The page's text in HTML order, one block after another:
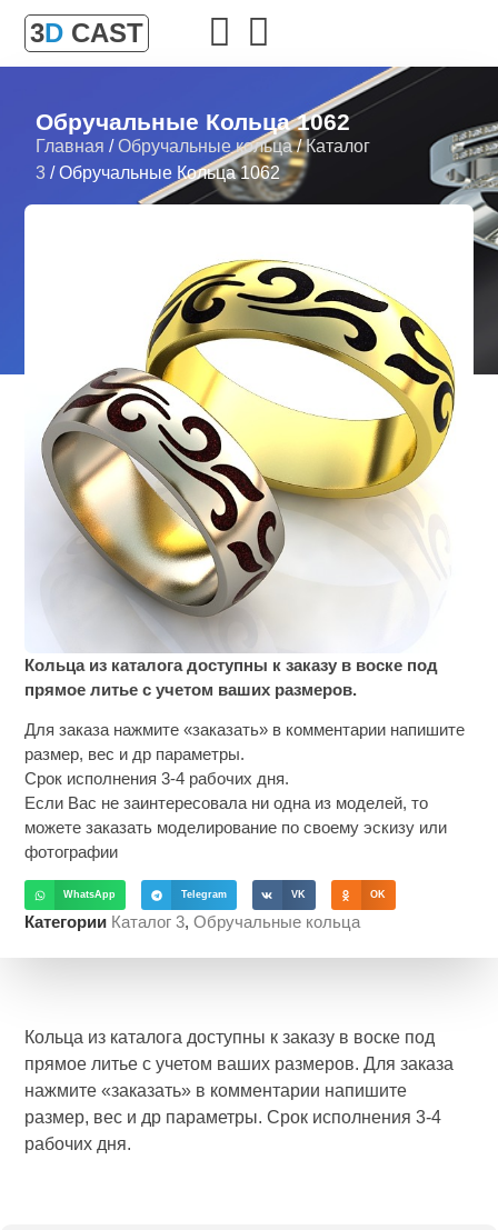
3D CAST
Обручальные Кольца 1062
Главная /Обручальные кольца/Каталог
3 / Обручальные Кольца 1062
Кольца из каталога доступны к заказу в воске под
прямое литье с учетом ваших размеров.
Для заказа нажмите «заказать» в комментарии напишите
размер, вес и др параметры.
Срок исполнения 3-4 рабочих дня.
Если Вас не заинтересовала ни одна из моделей, то
можете заказать моделирование по своему эскизу или
фотографии
WhatsApp Telegram VK OK
Категории Каталог 3,Обручальные кольца
Кольца из каталога доступны к заказу в воске под
прямое литье с учетом ваших размеров. Для заказа
нажмите «заказать» в комментарии напишите
размер, вес и др параметры. Срок исполнения 3-4
рабочих дня.